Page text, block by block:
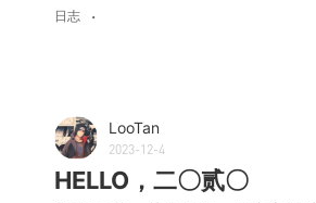
日志
LooTan
2023-12-4
HELLO，二〇贰〇